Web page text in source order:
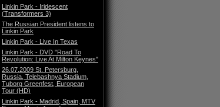
Linkin Park - Iridescent
(Transformers 3)
The Russian President listens to
Linkin Park
Linkin Park - Live In Texas
Linkin Park - DVD "Road To
Revolution: Live At Milton Keynes"
26.07.2009 St. Petersburg,
Russia, Telebashnya Stadium,
Tuborg Greenfest, European
Tour (HD)
Linkin Park - Madrid, Spain, MTV